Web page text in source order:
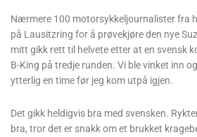
Nærmere 100 motorsykkeljournalister fra
på Lausitzring for å prøvekjøre den nye
mitt gikk rett til helvete etter at en svensk
B-King på tredje runden. Vi ble vinket inn
ytterlig en time før jeg kom utpå igjen.
Det gikk heldigvis bra med svensken.
bra, tror det er snakk om et brukket